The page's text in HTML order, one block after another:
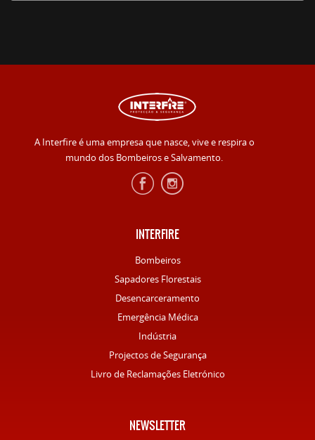
A Interfire é uma empresa que nasce, vive e respira o
mundo dos Bombeiros e Salvamento.
INTERFIRE
Bombeiros
Sapadores Florestais
Desencarceramento
Emergência Médica
Indústria
Projectos de Segurança
Livro de Reclamações Eletrónico
NEWSLETTER